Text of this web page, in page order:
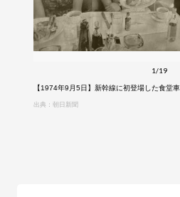
1/19
【1974年9月5日】新幹線に初登場した食堂
出典：朝日新聞